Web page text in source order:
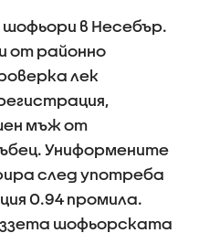
шофьори в Несебър.
от районно
лек
мъж от
Униформените
след употреба
0.94 промила.
шофьорската